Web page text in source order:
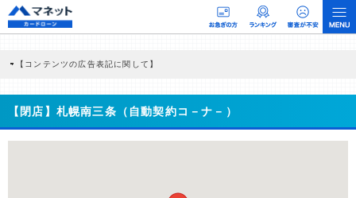
【コンテンツの広告表記に関して】
商品を根拠なくPRするものではなく、当編集部の調査／ユーザーへの口コミ収集な
どに基づき、公平性を担保した情報提供を行っています。
>提携企業一覧
【閉店】札幌南三条（自動契約コ－ナ－）